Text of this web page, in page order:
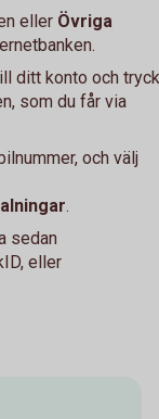
eller Övriga
ditt konto och tryck
som du får via
och välj
.
sedan
eller